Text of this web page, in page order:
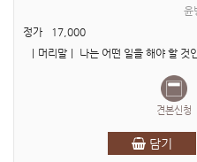
윤
정가
17,000
견본신청
담기